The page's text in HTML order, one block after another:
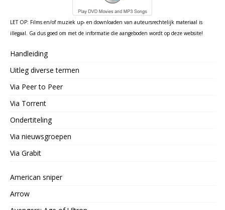
LET OP: Films en/of muziek up- en downloaden van auteursrechtelijk materiaal is
illegaal. Ga dus goed om met de informatie die aangeboden wordt op deze website!
Handleiding
Uitleg diverse termen
Via Peer to Peer
Via Torrent
Ondertiteling
Via nieuwsgroepen
Via Grabit
American sniper
Arrow